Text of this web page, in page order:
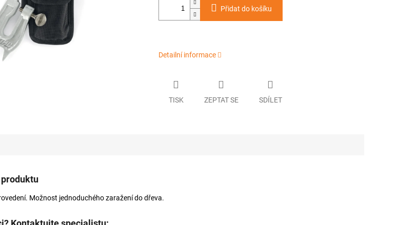
Přidat do košíku
Detailní informace
TISK ZEPTAT SE SDÍLET
Možnost jednoduchého zaražení do dřeva.